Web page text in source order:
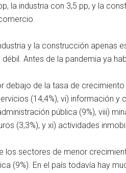
la industria con 3,5 pp, y la
y la construcción apenas
débil. Antes de la pandemia ya
debajo de la tasa de
(14,4%), vi) información y
pública (9%), viii)
(3,3%), y xi) actividades
los sectores de menor
(9%). En el país todavía hay